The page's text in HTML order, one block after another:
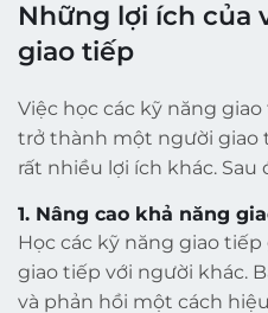
Những lợi ích của
giao tiếp
Việc học các kỹ năng
trở thành một người giao
rất nhiều lợi ích khác. Sau
1. Nâng cao khả năng
Học các kỹ năng giao
giao tiếp với người khác.
và phản hồi một cách